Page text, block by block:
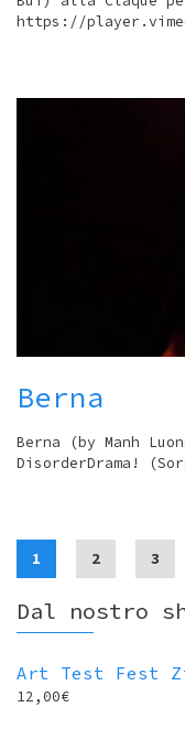
https://
Berna
Berna (by Manh
DisorderDrama!
1 2 3
Dal nostro
Art Test Fest
12,00€